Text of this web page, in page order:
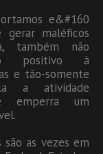
e&#160
gerar maléficos
também não
positivo à
e tão-somente
a atividade
emperra um
são as vezes em